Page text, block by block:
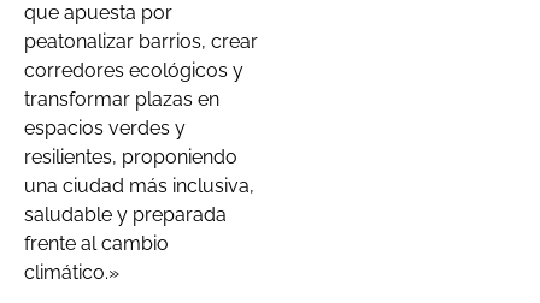
que apuesta por
peatonalizar barrios, crear
corredores ecológicos y
transformar plazas en
espacios verdes y
resilientes, proponiendo
una ciudad más inclusiva,
saludable y preparada
frente al cambio
climático.»